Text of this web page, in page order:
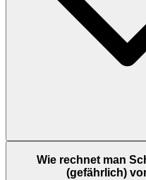
Wie rechnet man
(gefährlich)